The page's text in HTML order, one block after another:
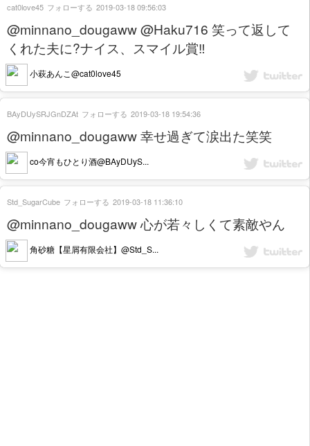
@minnano_dougaww @Haku716 笑って返して
くれた夫に?ナイス、スマイル賞‼️
小萩あんこ@cat0love45
cat0love45 フォローする 2019-03-18 09:56:03
@minnano_dougaww 幸せ過ぎて涙出た笑笑
co今宵もひとり酒@BAyDUyS...
BAyDUySRJGnDZAt フォローする 2019-03-18 19:54:36
@minnano_dougaww 心が若々しくて素敵やん
角砂糖【星屑有限会社】@Std_S...
Std_SugarCube フォローする 2019-03-18 11:36:10